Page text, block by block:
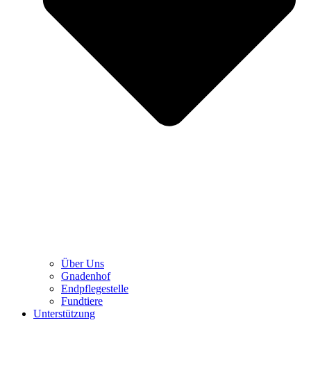
Über Uns
Gnadenhof
Endpflegestelle
Fundtiere
Unterstützung